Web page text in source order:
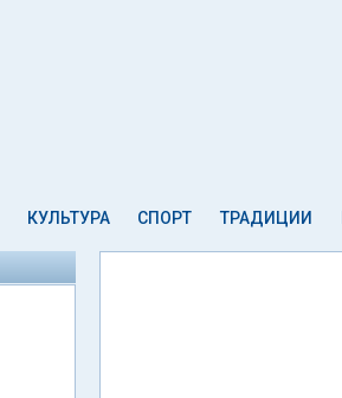
КУЛЬТУРА СПОРТ ТРАДИЦИИ